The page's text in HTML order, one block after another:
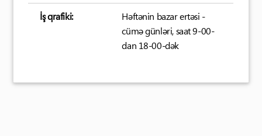
İş qrafiki:
Həftənin bazar ertəsi -
cümə günləri, saat 9-00-
dan 18-00-dək